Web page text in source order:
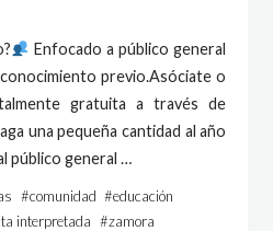
​ Enfocado a público general
previo.Asóciate o
gratuita a través de
una pequeña cantidad al año
público general …
#comunidad #educación
interpretada #zamora